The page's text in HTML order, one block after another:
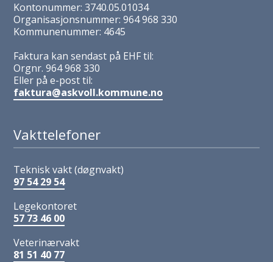
Kontonummer: 3740.05.01034
Organisasjonsnummer: 964 968 330
Kommunenummer: 4645
Faktura kan sendast på EHF til:
Orgnr. 964 968 330
Eller på e-post til:
faktura@askvoll.kommune.no
Vakttelefoner
Teknisk vakt (døgnvakt)
97 54 29 54
Legekontoret
57 73 46 00
Veterinærvakt
81 51 40 77